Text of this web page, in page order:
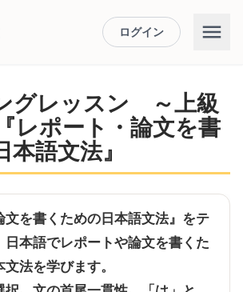
ログイン
グレッスン ～上級
レポート・論文を書
語文法』
文を書くための日本語文法』をテ
日本語でレポートや論文を書くた
法を学びます。